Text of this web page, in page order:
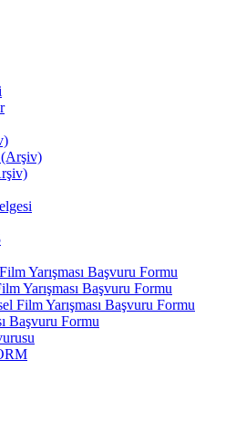
Yarışması Başvuru Formu
Yarışması Başvuru Formu
Film Yarışması Başvuru Formu
Başvuru Formu